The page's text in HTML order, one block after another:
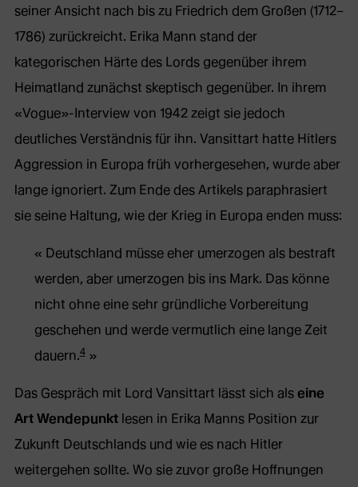
seiner Ansicht nach bis zu Friedrich dem Großen (1712–
1786) zurückreicht. Erika Mann stand der
kategorischen Härte des Lords gegenüber ihrem
Heimatland zunächst skeptisch gegenüber. In ihrem
«Vogue»-Interview von 1942 zeigt sie jedoch
deutliches Verständnis für ihn. Vansittart hatte Hitlers
Aggression in Europa früh vorhergesehen, wurde aber
lange ignoriert. Zum Ende des Artikels paraphrasiert
sie seine Haltung, wie der Krieg in Europa enden muss:
Deutschland müsse eher umerzogen als bestraft
werden, aber umerzogen bis ins Mark. Das könne
nicht ohne eine sehr gründliche Vorbereitung
geschehen und werde vermutlich eine lange Zeit
dauern.4
Das Gespräch mit Lord Vansittart lässt sich als eine
Art Wendepunktlesen in Erika Manns Position zur
Zukunft Deutschlands und wie es nach Hitler
weitergehen sollte. Wo sie zuvor große Hoffnungen